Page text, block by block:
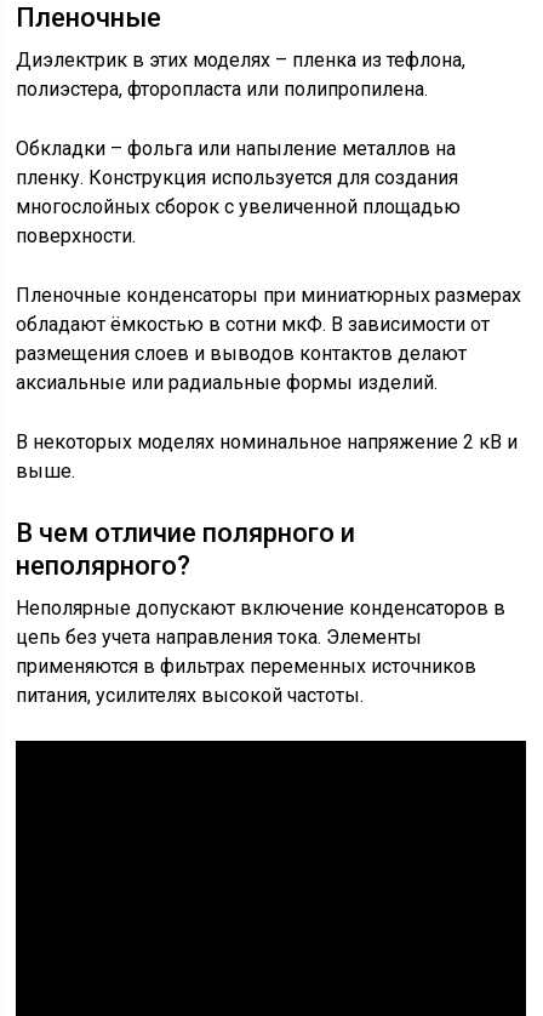
Пленочные
Диэлектрик в этих моделях – пленка из тефлона,
полиэстера, фторопласта или полипропилена.
Обкладки – фольга или напыление металлов на
пленку. Конструкция используется для создания
многослойных сборок с увеличенной площадью
поверхности.
Пленочные конденсаторы при миниатюрных размерах
обладают ёмкостью в сотни мкФ. В зависимости от
размещения слоев и выводов контактов делают
аксиальные или радиальные формы изделий.
В некоторых моделях номинальное напряжение 2 кВ и
выше.
В чем отличие полярного и
неполярного?
Неполярные допускают включение конденсаторов в
цепь без учета направления тока. Элементы
применяются в фильтрах переменных источников
питания, усилителях высокой частоты.